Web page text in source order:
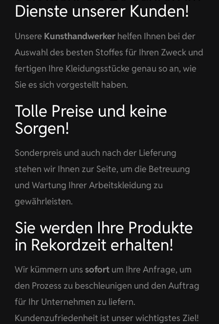
Dienste unserer Kunden!
Unsere Kunsthandwerkerhelfen Ihnen bei der
Auswahl des besten Stoffes für Ihren Zweck und
fertigen Ihre Kleidungsstücke genau so an, wie
Sie es sich vorgestellt haben.
Tolle Preise und keine
Sorgen!
Sonderpreis und auch nach der Lieferung
stehen wir Ihnen zur Seite, um die Betreuung
und Wartung Ihrer Arbeitskleidung zu
gewährleisten.
Sie werden Ihre Produkte
in Rekordzeit erhalten!
Wir kümmern uns sofortum Ihre Anfrage, um
den Prozess zu beschleunigen und den Auftrag
für Ihr Unternehmen zu liefern.
Kundenzufriedenheit ist unser wichtigstes Ziel!